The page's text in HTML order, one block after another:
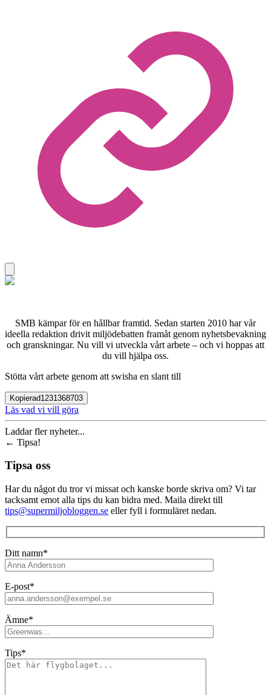
SMB kämpar för en hållbar framtid. Sedan starten 2010 har vår
ideella redaktion drivit miljödebatten framåt genom nyhetsbevakning
och granskningar. Nu vill vi utveckla vårt arbete – och vi hoppas att
du vill hjälpa oss.
Stötta vårt arbete genom att swisha en slant till
Kopierad1231368703
Läs vad vi vill göra
Laddar fler nyheter...
← Tipsa!
Tipsa oss
Har du något du tror vi missat och kanske borde skriva om? Vi tar
tacksamt emot alla tips du kan bidra med. Maila direkt till
tips@supermiljobloggen.se eller fyll i formuläret nedan.
Ditt namn*
E-post*
Ämne*
Tips*